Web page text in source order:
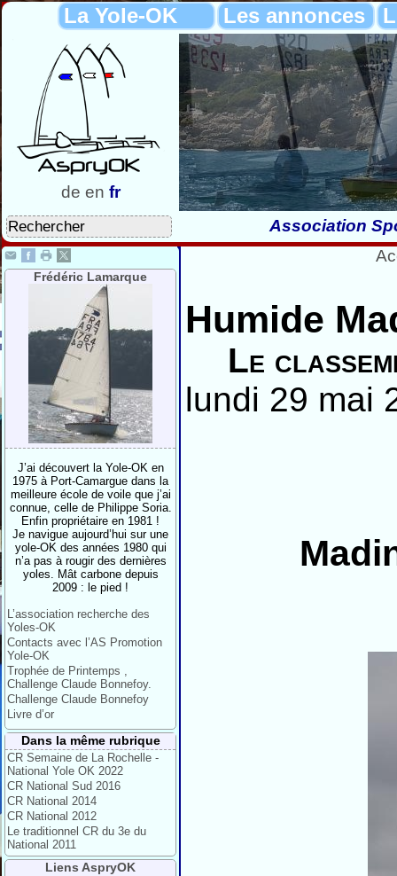
La Yole-OK Les annonces
de en fr
Association
Frédéric Lamarque
J’ai découvert la Yole-OK en
1975 à Port-Camargue dans la
meilleure école de voile que j’ai
connue, celle de Philippe Soria.
Enfin propriétaire en 1981 !
Je navigue aujourd’hui sur une
yole-OK des années 1980 qui
n’a pas à rougir des dernières
yoles. Mât carbone depuis
2009 : le pied !
L’association recherche des
Yoles-OK
Contacts avec l’AS Promotion
Yole-OK
Trophée de Printemps ,
Challenge Claude Bonnefoy.
Challenge Claude Bonnefoy
Livre d’or
Dans la même rubrique
CR Semaine de La Rochelle -
National Yole OK 2022
CR National Sud 2016
CR National 2014
CR National 2012
Le traditionnel CR du 3e du
National 2011
Liens AspryOK
Humide
Le
lundi 29 mai